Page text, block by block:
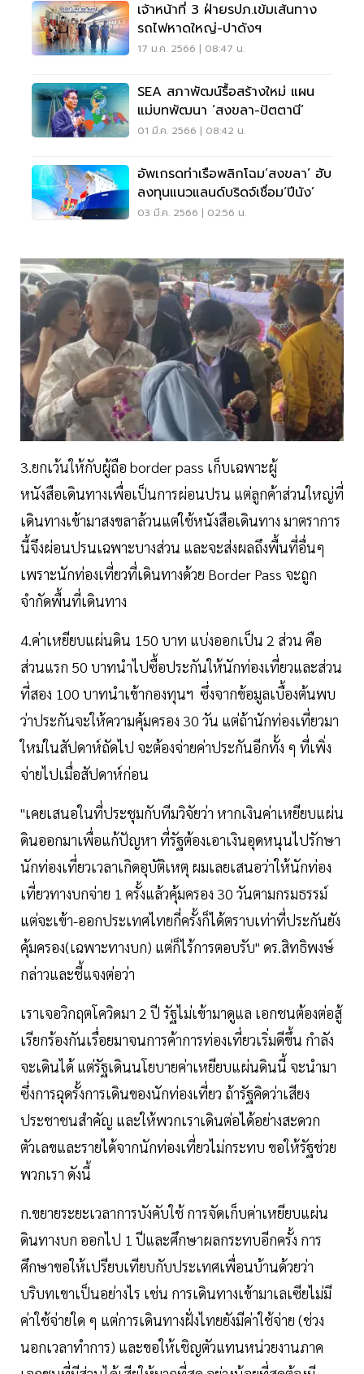
เจ้าหน้าที่ 3 ฝ่ายรปภ.เข้มเส้นทาง
รถไฟหาดใหญ่-ปาดังฯ
17 ม.ค. 2566 | 08:47 น.
SEA สภาพัฒน์รื้อสร้างใหม่ แผน
แม่บทพัฒนา ‘สงขลา-ปัตตานี’
01 มี.ค. 2566 | 08:42 น.
อัพเกรดท่าเรือพลิกโฉม‘สงขลา’ ฮับ
ลงทุนแนวแลนด์บริดจ์เชื่อม‘ปีนัง’
03 มี.ค. 2566 | 02:56 น.
3.ยกเว้นให้กับผู้ถือ border pass เก็บเฉพาะผู้
หนังสือเดินทางเพื่อเป็นการผ่อนปรน แต่ลูกค้าส่วนใหญ่ที่
เดินทางเข้ามาสงขลาล้วนแต่ใช้หนังสือเดินทาง มาตราการ
นี้จึงผ่อนปรนเฉพาะบางส่วน และจะส่งผลถึงพื้นที่อื่นๆ
เพราะนักท่องเที่ยวที่เดินทางด้วย Border Pass จะถูก
จำกัดพื้นที่เดินทาง
4.ค่าเหยียบแผ่นดิน 150 บาท แบ่งออกเป็น 2 ส่วน คือ
ส่วนแรก 50 บาทนำไปซื้อประกันให้นักท่องเที่ยวและส่วน
ที่สอง 100 บาทนำเข้ากองทุนฯ ซึ่งจากข้อมูลเบื้องต้นพบ
ว่าประกันจะให้ความคุ้มครอง 30 วัน แต่ถ้านักท่องเที่ยวมา
ใหม่ในสัปดาห์ถัดไป จะต้องจ่ายค่าประกันอีกทั้ง ๆ ที่เพิ่ง
จ่ายไปเมื่อสัปดาห์ก่อน
"เคยเสนอในที่ประชุมกับทีมวิจัยว่า หากเงินค่าเหยียบแผ่น
ดินออกมาเพื่อแก้ปัญหา ที่รัฐต้องเอาเงินอุดหนุนไปรักษา
นักท่องเที่ยวเวลาเกิดอุบัติเหตุ ผมเลยเสนอว่าให้นักท่อง
เที่ยวทางบกจ่าย 1 ครั้งแล้วคุ้มครอง 30 วันตามกรมธรรม์
แต่จะเข้า-ออกประเทศไทยกี่ครั้งก็ได้ตราบเท่าที่ประกันยัง
คุ้มครอง(เฉพาะทางบก) แต่ก็ไร้การตอบรับ" ดร.สิทธิพงษ์
กล่าวและชี้แจงต่อว่า
เราเจอวิกฤตโควิดมา 2 ปี รัฐไม่เข้ามาดูแล เอกชนต้องต่อสู้
เรียกร้องกันเรื่อยมาจนการค้าการท่องเที่ยวเริ่มดีขึ้น กำลัง
จะเดินได้ แต่รัฐเดินนโยบายค่าเหยียบแผ่นดินนี้ จะนำมา
ซึ่งการฉุดรั้งการเดินของนักท่องเที่ยว ถ้ารัฐคิดว่าเสียง
ประชาชนสำคัญ และให้พวกเราเดินต่อได้อย่างสะดวก
ตัวเลขและรายได้จากนักท่องเที่ยวไม่กระทบ ขอให้รัฐช่วย
พวกเรา ดังนี้
ก.ขยายระยะเวลาการบังคับใช้ การจัดเก็บค่าเหยียบแผ่น
ดินทางบก ออกไป 1 ปีและศึกษาผลกระทบอีกครั้ง การ
ศึกษาขอให้เปรียบเทียบกับประเทศเพื่อนบ้านด้วยว่า
บริบทเขาเป็นอย่างไร เช่น การเดินทางเข้ามาเลเซียไม่มี
ค่าใช้จ่ายใด ๆ แต่การเดินทางฝั่งไทยยังมีค่าใช้จ่าย (ช่วง
นอกเวลาทำการ) และขอให้เชิญตัวแทนหน่วยงานภาค